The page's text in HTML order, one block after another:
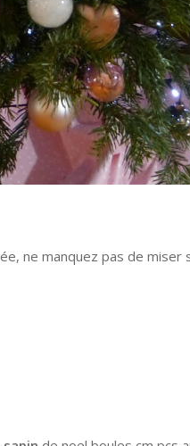
ne manquez pas de miser